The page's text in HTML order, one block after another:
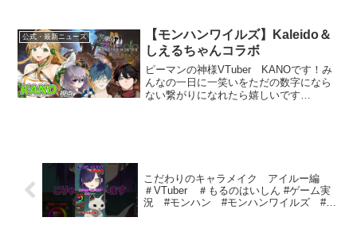
してくださる方は↓からお願いします。
ロビーID: （始め...
公式・最新ニュース
【モンハンワイルズ】Kaleido＆
しえるちゃんコラボ
ピーマンの神様VTuber KANOです！み
んなの一日に一笑いをただの数字になら
ない繋がりになれたら嬉しいです
こだわりのキャラメイク アイルー編
＃VTuber ＃もるのはいしん #ゲーム実
況 #モンハン #モンハンワイルズ #キ